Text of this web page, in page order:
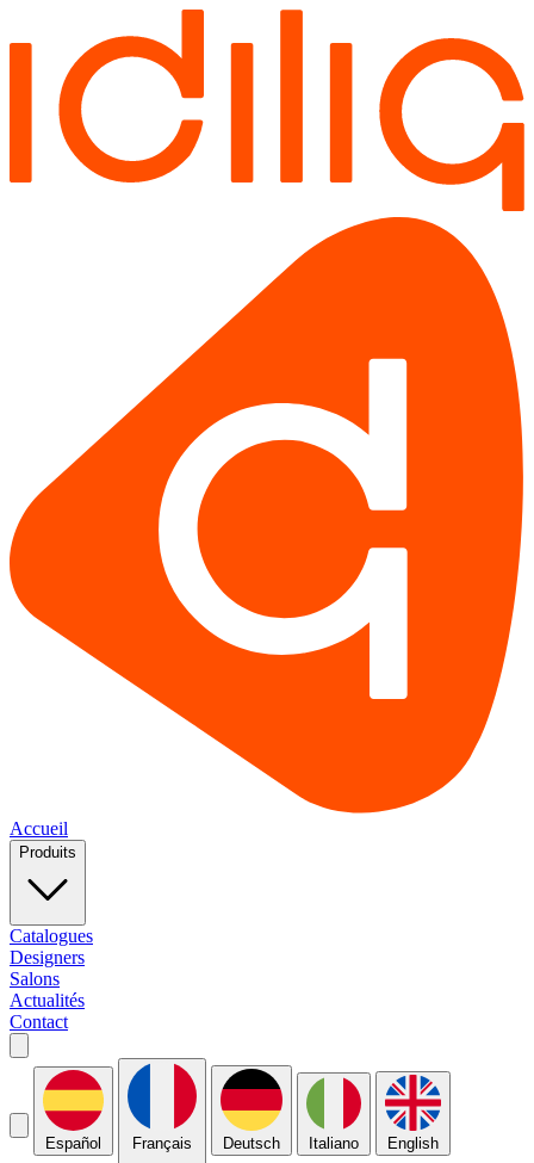
Accueil
Produits
Catalogues
Designers
Salons
Actualités
Contact
Español Français Deutsch Italiano English